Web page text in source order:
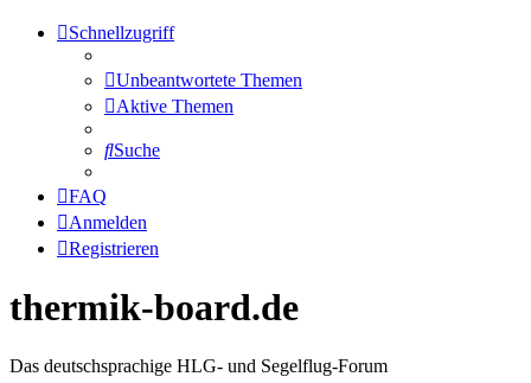
Schnellzugriff
Unbeantwortete Themen
Aktive Themen
Suche
FAQ
Anmelden
Registrieren
thermik-board.de
Das deutschsprachige HLG- und Segelflug-Forum